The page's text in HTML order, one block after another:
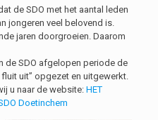
de SDO met het aantal leden
jongeren veel belovend is.
jaren doorgroeien. Daarom
de SDO afgelopen periode de
uit” opgezet en uitgewerkt.
u naar de website: HET
Doetinchem